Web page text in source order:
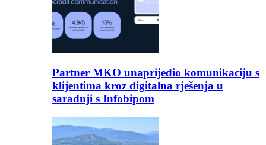
Partner MKO unaprijedio komunikaciju s
klijentima kroz digitalna rješenja u
saradnji s Infobipom